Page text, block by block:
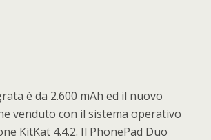
è da 2.600 mAh ed il nuovo
venduto con il sistema operativo
KitKat 4.4.2. Il PhonePad Duo